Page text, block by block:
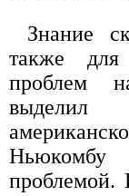
Знание
также для
проблем
выделил